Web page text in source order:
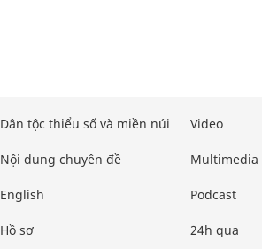
Dân tộc thiểu số và miền núi
Nội dung chuyên đề
English
Hồ sơ
Video
Multimedia
Podcast
24h qua